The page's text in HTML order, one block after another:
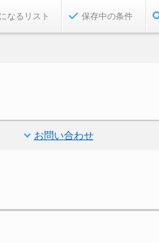
なるリスト 保存中の条件
お問い合わせ